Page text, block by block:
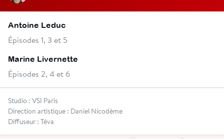
Antoine Leduc
Épisodes 1, 3 et 5
Marine Livernette
Épisodes 2, 4 et 6
Studio : VSI Paris
Direction artistique : Daniel Nicodème
Diffuseur : Téva